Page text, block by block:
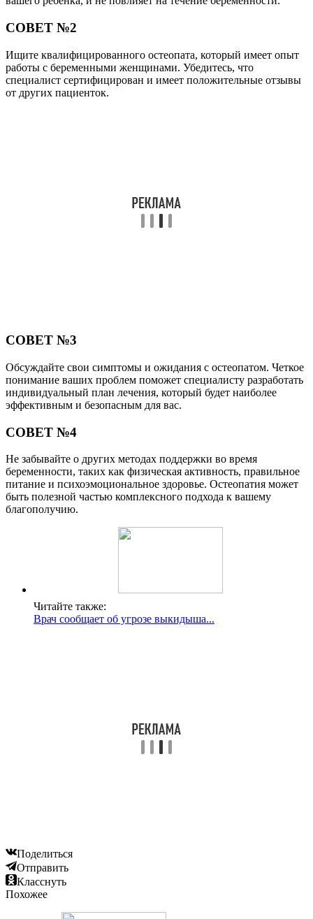
СОВЕТ №2
Ищите квалифицированного остеопата, который имеет опыт
работы с беременными женщинами. Убедитесь, что
специалист сертифицирован и имеет положительные отзывы
от других пациенток.
СОВЕТ №3
Обсуждайте свои симптомы и ожидания с остеопатом. Четкое
понимание ваших проблем поможет специалисту разработать
индивидуальный план лечения, который будет наиболее
эффективным и безопасным для вас.
СОВЕТ №4
Не забывайте о других методах поддержки во время
беременности, таких как физическая активность, правильное
питание и психоэмоциональное здоровье. Остеопатия может
быть полезной частью комплексного подхода к вашему
благополучию.
Читайте также:
Врач сообщает об угрозе выкидыша...
Поделиться
Отправить
Класснуть
Похожее